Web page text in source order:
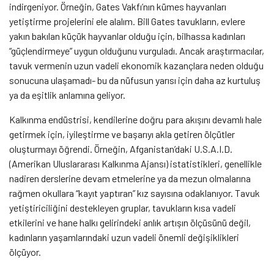
indirgeniyor. Örneğin, Gates Vakfı’nın kümes hayvanları
yetiştirme projelerini ele alalım. Bill Gates tavukların, evlere
yakın bakılan küçük hayvanlar olduğu için, bilhassa kadınları
“güçlendirmeye” uygun olduğunu vurguladı. Ancak araştırmacılar,
tavuk vermenin uzun vadeli ekonomik kazançlara neden olduğu
sonucuna ulaşamadı- bu da nüfusun yarısı için daha az kurtuluş
ya da eşitlik anlamına geliyor.
Kalkınma endüstrisi, kendilerine doğru para akışını devamlı hale
getirmek için, iyileştirme ve başarıyı akla getiren ölçütler
oluşturmayı öğrendi. Örneğin, Afganistan’daki U.S.A.I.D.
(Amerikan Uluslararası Kalkınma Ajansı) istatistikleri, genellikle
nadiren derslerine devam etmelerine ya da mezun olmalarına
rağmen okullara “kayıt yaptıran” kız sayısına odaklanıyor. Tavuk
yetiştiriciliğini destekleyen gruplar, tavukların kısa vadeli
etkilerini ve hane halkı gelirindeki anlık artışın ölçüsünü değil,
kadınların yaşamlarındaki uzun vadeli önemli değişiklikleri
ölçüyor.